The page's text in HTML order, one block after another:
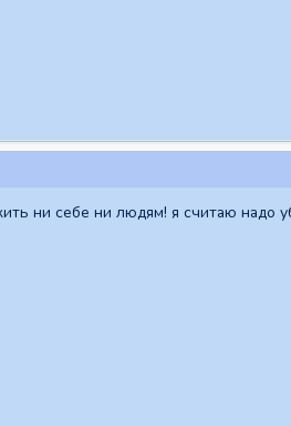
ни себе ни людям! я считаю надо